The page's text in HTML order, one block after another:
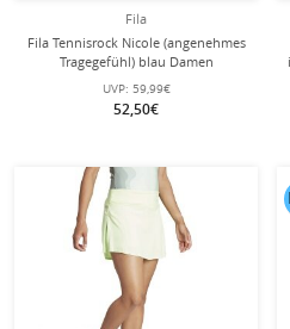
Fila
Fila Tennisrock Nicole (angenehmes
Tragegefühl) blau Damen
UVP: 59,99€
52,50€